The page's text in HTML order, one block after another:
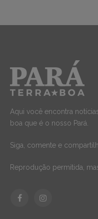
Aqui você encontra
boa que é o nosso Pará.
Siga, comente e
Reprodução permitida,
FacebookInstagram